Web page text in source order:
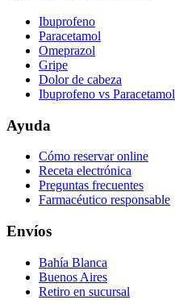
Ibuprofeno
Paracetamol
Omeprazol
Gripe
Dolor de cabeza
Ibuprofeno vs Paracetamol
Ayuda
Cómo reservar online
Receta electrónica
Preguntas frecuentes
Farmacéutico responsable
Envíos
Bahía Blanca
Buenos Aires
Retiro en sucursal